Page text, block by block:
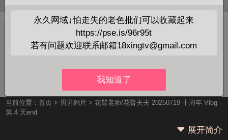
略过广告
+查看全部
花臂老师/花臂夫夫 20250719 十周年 Vl
og - 第 4 天end
当前位置： 首页> 男男鈣片> 花臂老师/花臂夫夫 20250719 十周年 Vlog -
第 4 天end
展开简介
永久网域↓怕走失的老色批们可以收藏起来
https://pse.is/96r95t
若有问题欢迎联系邮箱18xingtv@gmail.com
我知道了